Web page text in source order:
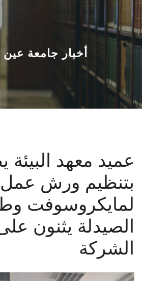
أخبار جامعة
عميد معهد البيئة
بتنظيم ورش
لمايكروسوفت
الصيدلة يثنون
الشركة